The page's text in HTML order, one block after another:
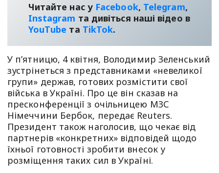
Читайте нас у Facebook, Telegram,
Instagram та дивіться наші відео в
YouТube та TikTok.
У п’ятницю, 4 квітня, Володимир Зеленський
зустрінеться з представниками «невеликої
групи» держав, готових розмістити свої
війська в Україні. Про це він сказав на
пресконференції з очільницею МЗС
Німеччини Бербок, передає Reuters.
Президент також наголосив, що чекає від
партнерів «конкретних» відповідей щодо
їхньої готовності зробити внесок у
розміщення таких сил в Україні.